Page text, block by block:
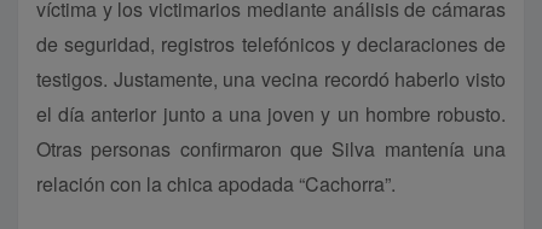
víctima y los victimarios mediante análisis de cámaras
de seguridad, registros telefónicos y declaraciones de
testigos. Justamente, una vecina recordó haberlo visto
el día anterior junto a una joven y un hombre robusto.
Otras personas confirmaron que Silva mantenía una
relación con la chica apodada “Cachorra”.